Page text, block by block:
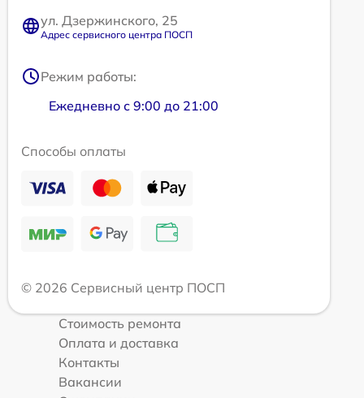
ул. Дзержинского, 25
Адрес сервисного центра ПОСП
Режим работы:
Ежедневно с 9:00 до 21:00
Способы оплаты
© 2026 Сервисный центр ПОСП
Стоимость ремонта
Оплата и доставка
Контакты
Вакансии